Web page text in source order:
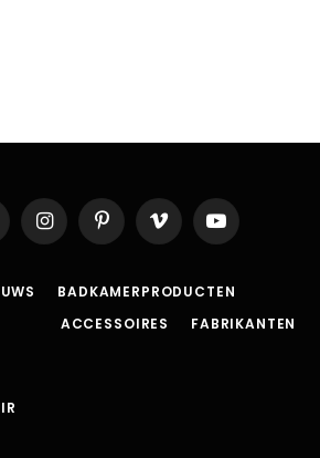
InstagramPinterestVimeo YouTube
BADKAMERPRODUCTEN
ACCESSOIRES FABRIKANTEN